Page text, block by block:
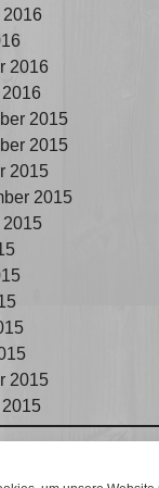
2016
2016
2015
2015
2015
2015
2015
2015